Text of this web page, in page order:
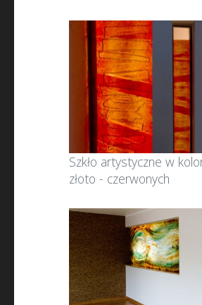
Szkło artystyczne w
złoto - czerwonych